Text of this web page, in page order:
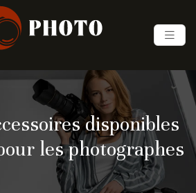
disponibles
les photographes